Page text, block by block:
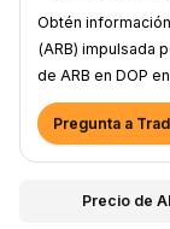
Obtén
(ARB) impulsada
de ARB en DOP
Pregunta a
Precio de